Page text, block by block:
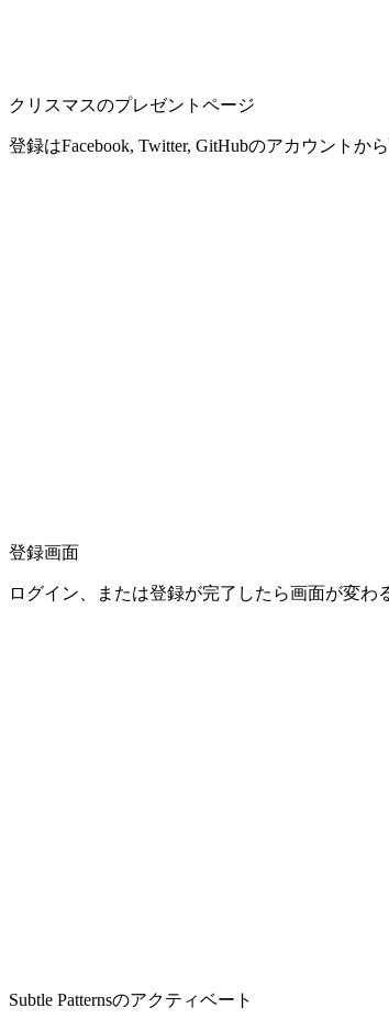
クリスマスのプレゼントページ
登録はFacebook, Twitter, GitHubのアカウントか
登録画面
ログイン、または登録が完了したら画面が変わ
Subtle Patternsのアクティベート